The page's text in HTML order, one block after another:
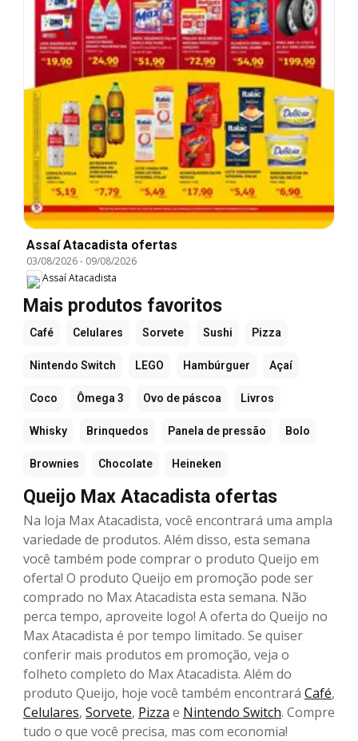
Assaí Atacadista ofertas
03/08/2026- 09/08/2026
Assaí Atacadista
Mais produtos favoritos
Café Celulares Sorvete Sushi Pizza
Nintendo Switch LEGO Hambúrguer Açaí
Coco Ômega 3 Ovo de páscoa Livros
Whisky Brinquedos Panela de pressão Bolo
Brownies Chocolate Heineken
Queijo Max Atacadista ofertas
Na loja Max Atacadista, você encontrará uma ampla
variedade de produtos. Além disso, esta semana
você também pode comprar o produto Queijo em
oferta! O produto Queijo em promoção pode ser
comprado no Max Atacadista esta semana. Não
perca tempo, aproveite logo! A oferta do Queijo no
Max Atacadista é por tempo limitado. Se quiser
conferir mais produtos em promoção, veja o
folheto completo do Max Atacadista. Além do
produto Queijo, hoje você também encontrará Café,
Celulares, Sorvete, Pizza e Nintendo Switch. Compre
tudo o que você precisa, mas com economia!